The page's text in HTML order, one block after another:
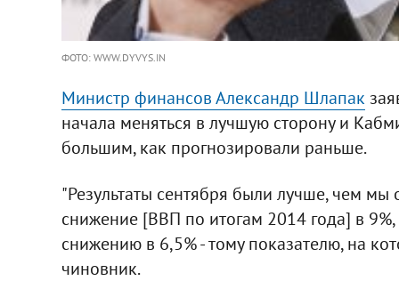
ФОТО: WWW.DYVYS.IN
Министр финансов Александр Шлапак
начала меняться в лучшую сторону и
большим, как прогнозировали раньше.
"Результаты сентября были лучше, чем
снижение [ВВП по итогам 2014 года] в
снижению в 6,5% - тому показателю, на
чиновник.